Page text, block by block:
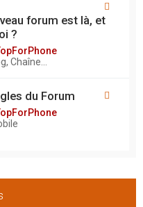
forum est là, et
?
Chaîne...
du Forum